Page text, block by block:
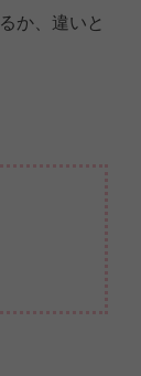
か、違いと